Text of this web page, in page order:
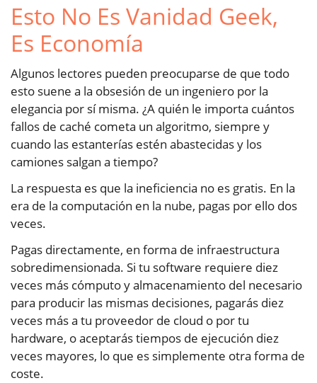
Esto No Es Vanidad Geek,
Es Economía
Algunos lectores pueden preocuparse de que todo
esto suene a la obsesión de un ingeniero por la
elegancia por sí misma. ¿A quién le importa cuántos
fallos de caché cometa un algoritmo, siempre y
cuando las estanterías estén abastecidas y los
camiones salgan a tiempo?
La respuesta es que la ineficiencia no es gratis. En la
era de la computación en la nube, pagas por ello dos
veces.
Pagas directamente, en forma de infraestructura
sobredimensionada. Si tu software requiere diez
veces más cómputo y almacenamiento del necesario
para producir las mismas decisiones, pagarás diez
veces más a tu proveedor de cloud o por tu
hardware, o aceptarás tiempos de ejecución diez
veces mayores, lo que es simplemente otra forma de
coste.